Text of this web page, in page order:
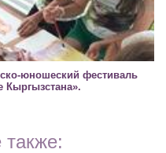
юношеский фестиваль
Кыргызстана».
также: